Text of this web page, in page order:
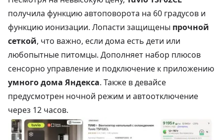
получила функцию автоповорота на 60 градусов и
функцию ионизации. Лопасти защищены прочной
сеткой, что важно, если дома есть дети или
любопытные питомцы. Дополняет набор плюсов
сенсорно управление и подключение к приложению
умного дома Яндекса. Также в девайсе
предусмотрен ночной режим и автоотключение
через 12 часов.